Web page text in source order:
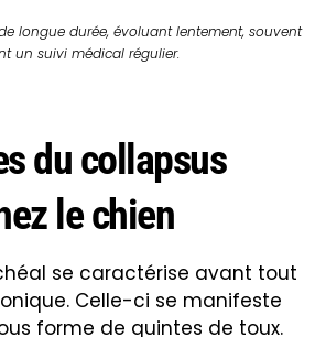
longue durée, évoluant lentement, souvent
un suivi médical régulier.
du collapsus
le chien
se caractérise avant tout
Celle-ci se manifeste
forme de quintes de toux.